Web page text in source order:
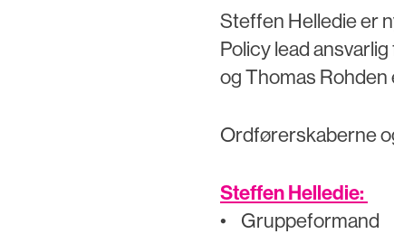
Steffen Helledie er
Policy lead
og Thomas
Ordførerskaberne
Steffen Helledie:
• Gruppeformand